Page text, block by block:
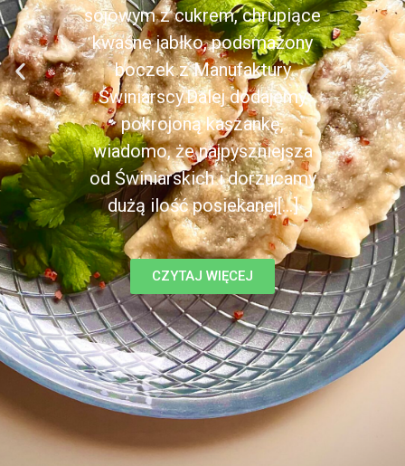
sojowym z cukrem, chrupiące
kwaśne jabłko, podsmażony
boczek z Manufaktury
Świniarscy.Dalej dodajemy
pokrojoną kaszankę,
wiadomo, że najpyszniejsza
od Świniarskich i dorzucamy
dużą ilość posiekanej[...]
CZYTAJ WIĘCEJ